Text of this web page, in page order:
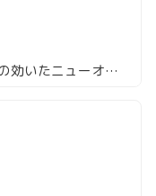
赤坂に誕生！名前に似合わずパンチの効いたニューオープンのラーメン店「みづ菜」